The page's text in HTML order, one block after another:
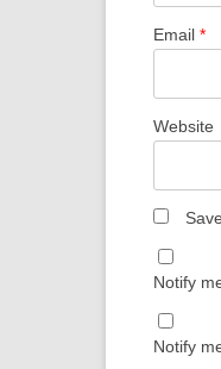
Email *
Website
Notify
Notify